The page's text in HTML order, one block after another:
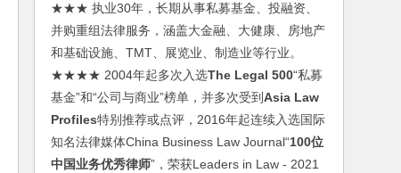
★★★ 执业30年，长期从事私募基金、投融资、
并购重组法律服务，涵盖大金融、大健康、房地产
和基础设施、TMT、展览业、制造业等行业。
★★★★ 2004年起多次入选The Legal 500“私募
基金”和“公司与商业”榜单，并多次受到Asia Law
Profiles特别推荐或点评，2016年起连续入选国际
知名法律媒体China Business Law Journal“100位
中国业务优秀律师”，荣获Leaders in Law - 2021